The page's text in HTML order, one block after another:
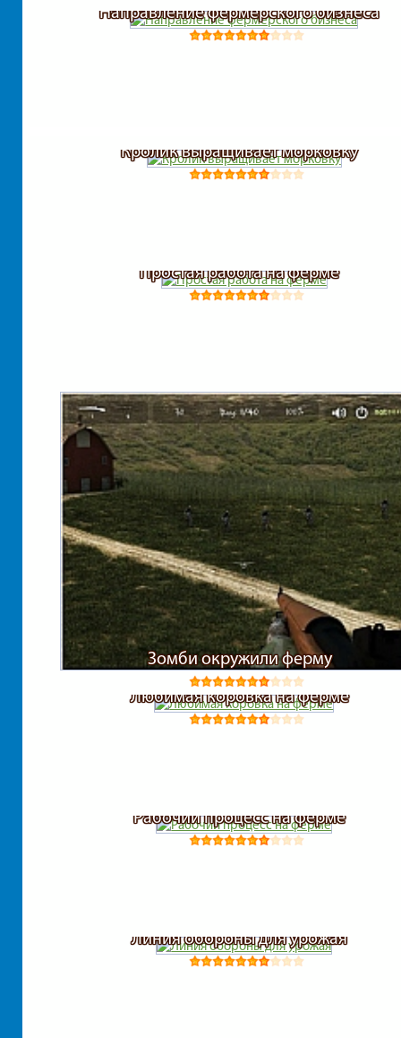
Направление фермерского бизнеса
Кролик выращивает морковку
Простая работа на ферме
Зомби окружили ферму
Любимая коровка на ферме
Рабочий процесс на ферме
Линия обороны для урожая